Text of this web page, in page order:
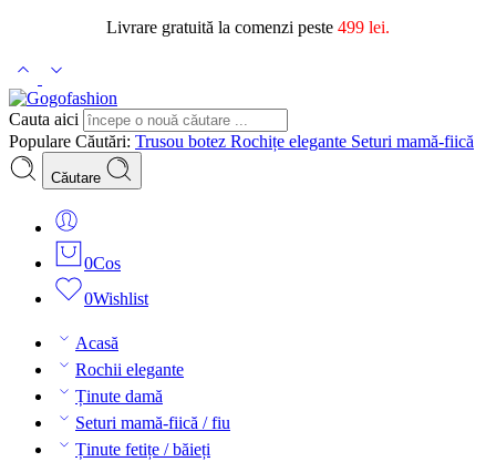
Livrare gratuită la comenzi peste 499 lei.
Cauta aici
Populare Căutări: Trusou botez Rochițe elegante Seturi mamă-fiică
Căutare
0Cos
0Wishlist
Acasă
Rochii elegante
Ținute damă
Seturi mamă-fiică / fiu
Ținute fetițe / băieți